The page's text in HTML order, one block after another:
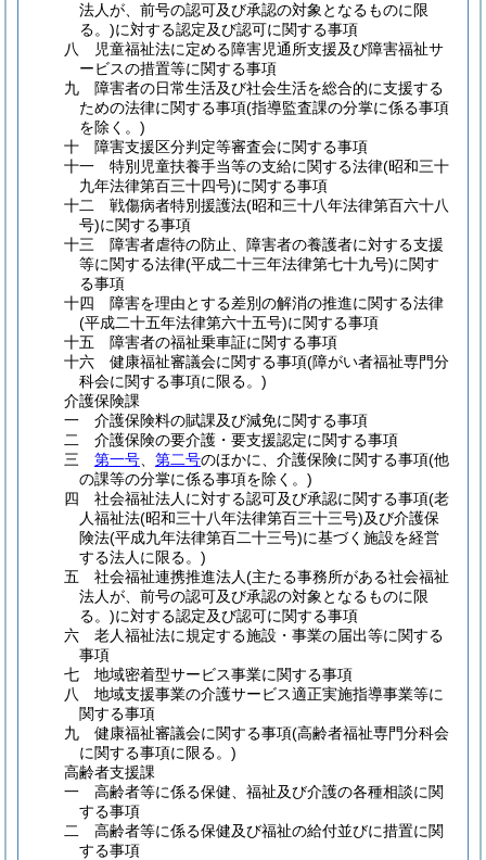
法人が、前号の認可及び承認の対象となるものに限
る。)に対する認定及び認可に関する事項
八 児童福祉法に定める障害児通所支援及び障害福祉サ
ービスの措置等に関する事項
九 障害者の日常生活及び社会生活を総合的に支援する
ための法律に関する事項(指導監査課の分掌に係る事項
を除く。)
十 障害支援区分判定等審査会に関する事項
十一 特別児童扶養手当等の支給に関する法律(昭和三十
九年法律第百三十四号)に関する事項
十二 戦傷病者特別援護法(昭和三十八年法律第百六十八
号)に関する事項
十三 障害者虐待の防止、障害者の養護者に対する支援
等に関する法律(平成二十三年法律第七十九号)に関す
る事項
十四 障害を理由とする差別の解消の推進に関する法律
(平成二十五年法律第六十五号)に関する事項
十五 障害者の福祉乗車証に関する事項
十六 健康福祉審議会に関する事項(障がい者福祉専門分
科会に関する事項に限る。)
介護保険課
一 介護保険料の賦課及び減免に関する事項
二 介護保険の要介護・要支援認定に関する事項
三 第一号 第二号のほかに、介護保険に関する事項(他
の課等の分掌に係る事項を除く。)
四 社会福祉法人に対する認可及び承認に関する事項(老
人福祉法(昭和三十八年法律第百三十三号)及び介護保
険法(平成九年法律第百二十三号)に基づく施設を経営
する法人に限る。)
五 社会福祉連携推進法人(主たる事務所がある社会福祉
法人が、前号の認可及び承認の対象となるものに限
る。)に対する認定及び認可に関する事項
六 老人福祉法に規定する施設・事業の届出等に関する
事項
七 地域密着型サービス事業に関する事項
八 地域支援事業の介護サービス適正実施指導事業等に
関する事項
九 健康福祉審議会に関する事項(高齢者福祉専門分科会
に関する事項に限る。)
高齢者支援課
一 高齢者等に係る保健、福祉及び介護の各種相談に関
する事項
二 高齢者等に係る保健及び福祉の給付並びに措置に関
する事項